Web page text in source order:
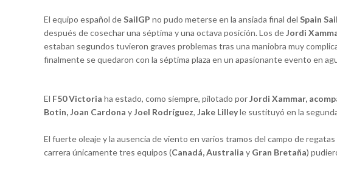
El equipo español deSailGP no pudo meterse en la ansiada final del Spain
después de cosechar una séptima y una octava posición. Los deJordi
estaban segundos tuvieron graves problemas tras una maniobra muy
finalmente se quedaron con la séptima plaza en un apasionante evento en
El F50 Victoria ha estado, como siempre, pilotado porJordi Xammar,
Botin, Joan Cardona yJoel Rodríguez, Jake Lilleyle sustituyó en la
El fuerte oleaje y la ausencia de viento en varios tramos del campo de
carrera únicamente tres equipos (Canadá, Australia y Gran Bretaña)